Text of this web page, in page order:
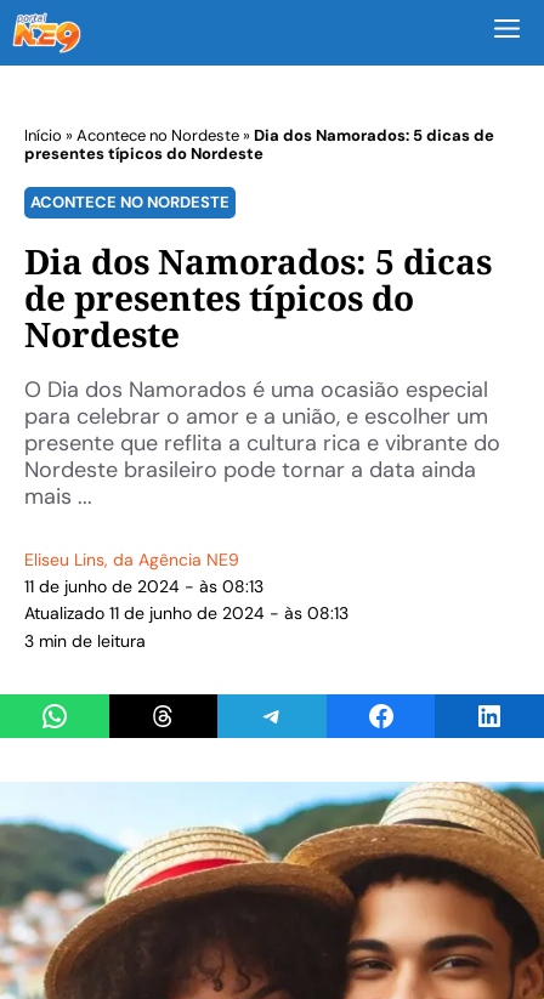
Início »Acontece no Nordeste»Dia dos Namorados: 5 dicas de
presentes típicos do Nordeste
ACONTECE NO NORDESTE
Dia dos Namorados: 5 dicas
de presentes típicos do
Nordeste
O Dia dos Namorados é uma ocasião especial
para celebrar o amor e a união, e escolher um
presente que reflita a cultura rica e vibrante do
Nordeste brasileiro pode tornar a data ainda
mais ...
Eliseu Lins, da Agência NE9
11 de junho de 2024 - às 08:13
Atualizado 11 de junho de 2024 - às 08:13
3 min de leitura
Share on WhatsAppShare on ThreadsShare on TelegramShare on Facebook